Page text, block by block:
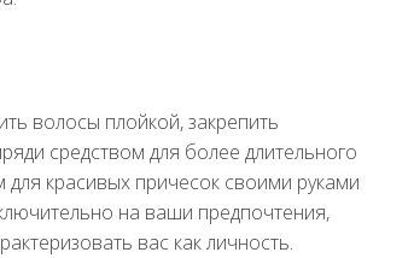
волосы плойкой, закрепить
средством для более длительного
для красивых причесок своими руками
на ваши предпочтения,
вас как личность.